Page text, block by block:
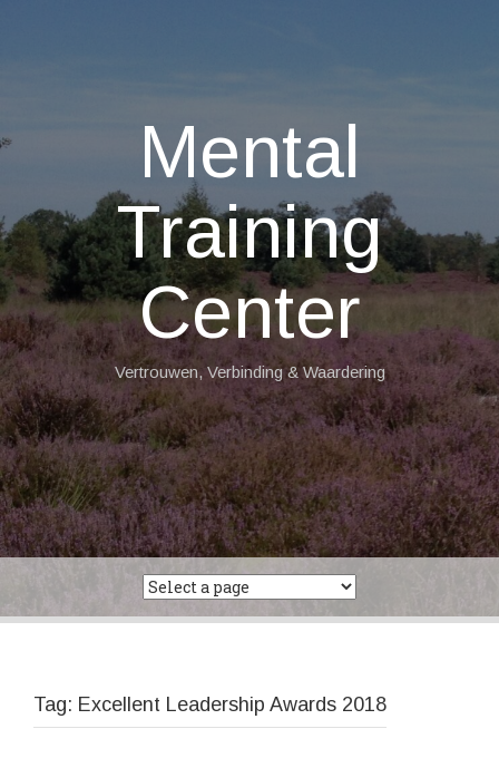
Mental
Training
Center
Vertrouwen, Verbinding & Waardering
Tag: Excellent Leadership Awards 2018